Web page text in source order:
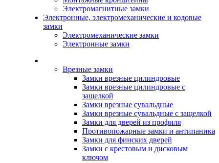
Электромагнитные замки
Электронные, электромеханические и кодовые
замки
Электромеханические замки
Электронные замки
Врезные замки
Замки врезные цилиндровые
Замки врезные цилиндровые с
защелкой
Замки врезные сувальдные
Замки врезные сувальдные с защелкой
Замки для дверей из профиля
Противопожарные замки и антипаника
Замки для финских дверей
Замки с крестовым и дисковым
ключом